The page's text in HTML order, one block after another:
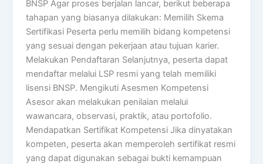
BNSP Agar proses berjalan lancar, berikut beberapa
tahapan yang biasanya dilakukan: Memilih Skema
Sertifikasi Peserta perlu memilih bidang kompetensi
yang sesuai dengan pekerjaan atau tujuan karier.
Melakukan Pendaftaran Selanjutnya, peserta dapat
mendaftar melalui LSP resmi yang telah memiliki
lisensi BNSP. Mengikuti Asesmen Kompetensi
Asesor akan melakukan penilaian melalui
wawancara, observasi, praktik, atau portofolio.
Mendapatkan Sertifikat Kompetensi Jika dinyatakan
kompeten, peserta akan memperoleh sertifikat resmi
yang dapat digunakan sebagai bukti kemampuan